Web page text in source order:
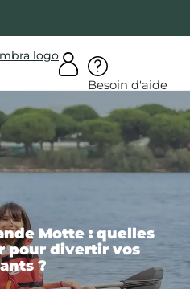
Besoin d'aide
Motte : quelles
pour divertir vos
?